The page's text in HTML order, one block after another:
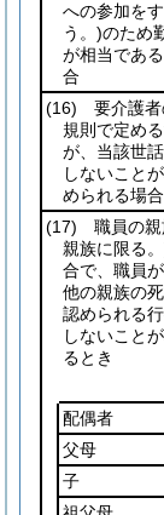
への参加を
う。)のため
が相当であ
合
(16) 要介護者
規則で定め
が、当該世
しないこと
められる場合
(17) 職員の親
親族に限る
合で、職員
他の親族の
認められる
しないこと
るとき
配偶者
父母
子